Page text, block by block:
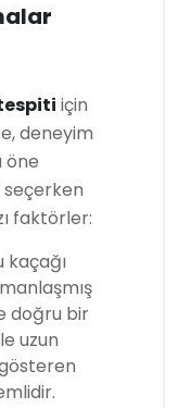
için
deneyim
öne
seçerken
faktörler:
kaçağı
doğru bir
uzun